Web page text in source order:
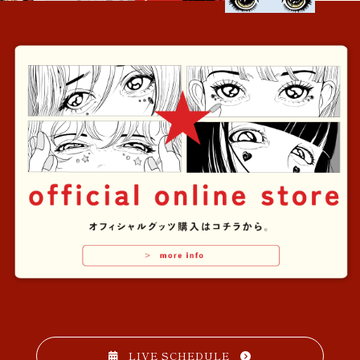
LIVE SCHEDULE